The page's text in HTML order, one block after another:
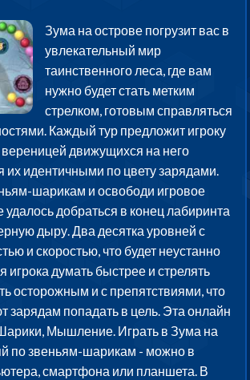
Зума на острове погрузит вас в
увлекательный мир
таинственного леса, где вам
нужно будет стать метким
стрелком, готовым справляться
Каждый тур предложит игроку
вереницей движущихся на него
идентичными по цвету зарядами.
шарикам и освободи игровое
удалось добраться в конец лабиринта
дыру. Два десятка уровней с
и скоростью, что будет неустанно
игрока думать быстрее и стрелять
осторожным и с препятствиями, что
зарядам попадать в цель. Эта онлайн
Мышление. Играть в Зума на
по звеньям-шарикам - можно в
смартфона или планшета. В